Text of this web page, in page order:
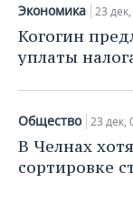
Экономика 23
Когогин
уплаты
Общество 23 дек,
В Челнах
сортировке